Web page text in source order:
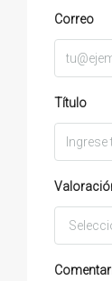
Correo
Título